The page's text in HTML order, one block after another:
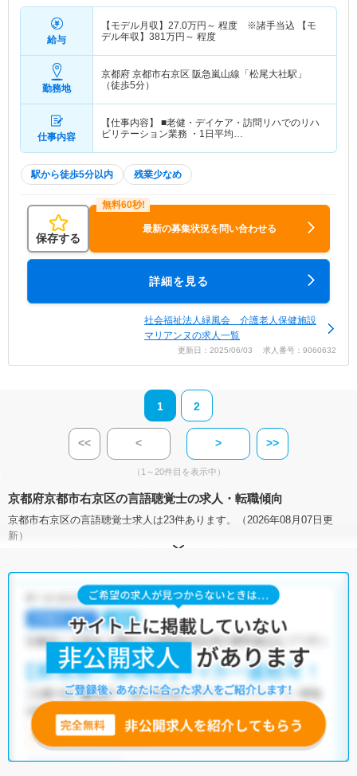
給与
【モデル月収】 27.0万円～ 程度 ※諸手当込 【モ
デル年収】 381万円～ 程度
勤務地
京都府 京都市右京区 阪急嵐山線「松尾大社駅」
（徒歩5分）
仕事内容
【仕事内容】 ■老健・デイケア・訪問リハでのリハ
ビリテーション業務 ・1日平均…
駅から徒歩5分以内 残業少なめ
保存する
最新の募集状況を問い合わせる
詳細を見る
社会福祉法人緑風会 介護老人保健施設
マリアンヌの求人一覧
更新日：2025/06/03 求人番号：9060632
1 2
<< < > >>
（1～20件目を表示中）
京都府京都市右京区の言語聴覚士の求人・転職傾向
京都市右京区の言語聴覚士求人は23件あります。（2026年08月07日更
新）
サイト上に掲載されている求人の他に、
う求人を提案させていただきます。
京都市右京区の言語聴覚士求人では以下のような条件が人気です。
土日祝休・積極採用中・新卒OK・正社員(正職員) ・
介護福祉施設 ・訪問リハビリ(在宅医療)・小児リハビリ・その他
他の条件でも人気の求人がございますので、「こだわり条件」から検索
いただくか、お気軽にお問い合わせください。
全国の言語聴覚士求人
無料転職支援サービス
にお申し込みいただくと、ご希望条件をヒアリン
グした上で求人をご提案いたします。